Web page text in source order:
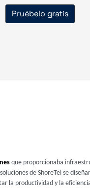
Pruébelo gratis
que proporcionaba
de ShoreTel se
la productividad y la